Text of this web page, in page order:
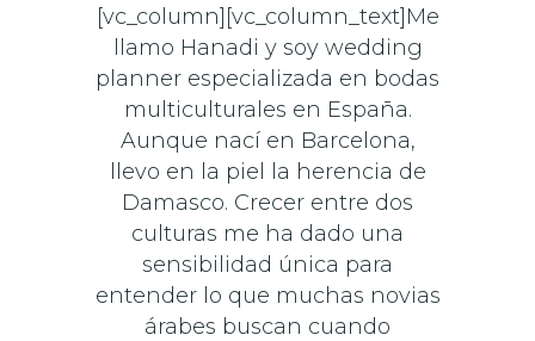
[vc_column][vc_column_text]Me
llamo Hanadi y soy wedding
planner especializada en bodas
multiculturales en España.
Aunque nací en Barcelona,
llevo en la piel la herencia de
Damasco. Crecer entre dos
culturas me ha dado una
sensibilidad única para
entender lo que muchas novias
árabes buscan cuando